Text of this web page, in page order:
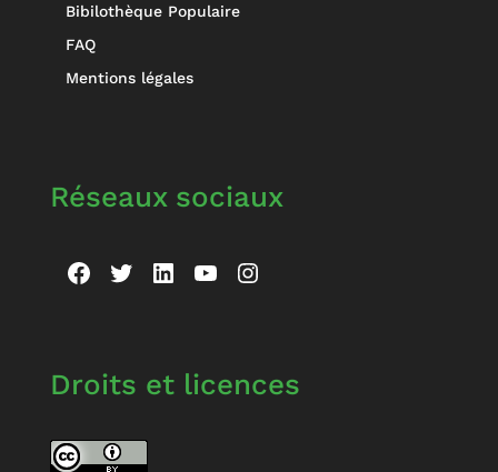
Bibilothèque Populaire
FAQ
Mentions légales
Réseaux sociaux
Facebook
Twitter
LinkedIn
YouTubeInstagram
Droits et licences